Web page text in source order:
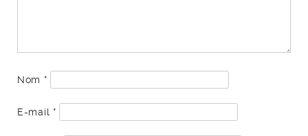
Nom *
E-mail *